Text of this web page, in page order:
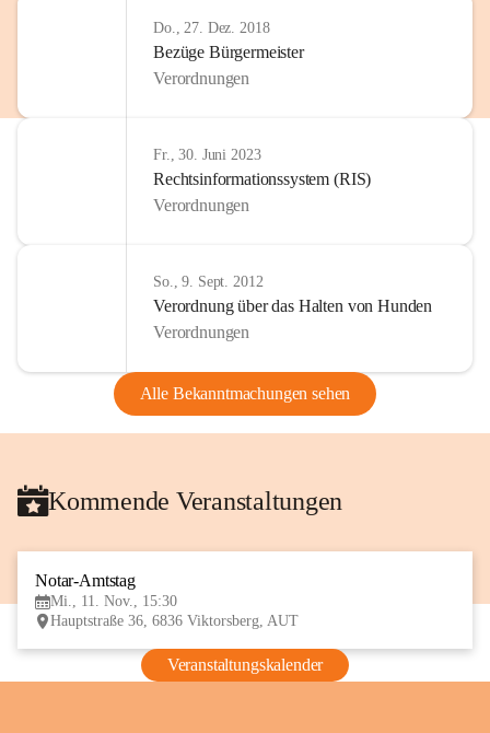
Do., 27. Dez. 2018
Bezüge Bürgermeister
Verordnungen
Fr., 30. Juni 2023
Rechtsinformationssystem (RIS)
Verordnungen
So., 9. Sept. 2012
Verordnung über das Halten von Hunden
Verordnungen
Alle Bekanntmachungen sehen
Kommende Veranstaltungen
Notar-Amtstag
Mi., 11. Nov., 15:30
Hauptstraße 36, 6836 Viktorsberg, AUT
Veranstaltungskalender